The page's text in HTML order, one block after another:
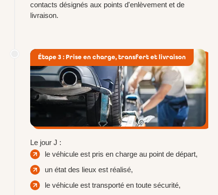
contacts désignés aux points d'enlèvement et de
livraison.
Étape 3 : Prise en charge, transfert et livraison
Le jour J :
le véhicule est pris en charge au point de départ,
un état des lieux est réalisé,
le véhicule est transporté en toute sécurité,